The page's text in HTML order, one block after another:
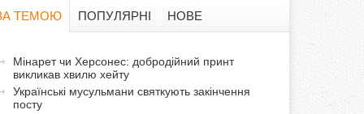
а
ф
ТЕМОЮ
т
ПОПУЛЯРНІ НОВЕ
Мінарет чи Херсонес: добродійний принт
викликав хвилю хейту
Українські мусульмани святкують закінчення
посту